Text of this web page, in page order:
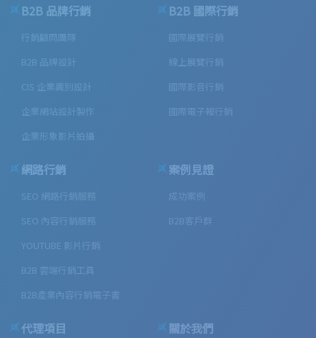
B2B 品牌行銷
行銷顧問團隊
B2B 品牌設計
CIS 企業識別設計
企業網站設計製作
企業形象影片拍攝
B2B 國際行銷
國際展覽行銷
線上展覽行銷
國際影音行銷
國際電子報行銷
網路行銷
SEO 網路行銷服務
SEO 內容行銷服務
YOUTUBE 影片行銷
B2B 雲端行銷工具
B2B產業內容行銷電子書
案例見證
成功案例
B2B客戶群
代理項目 關於我們